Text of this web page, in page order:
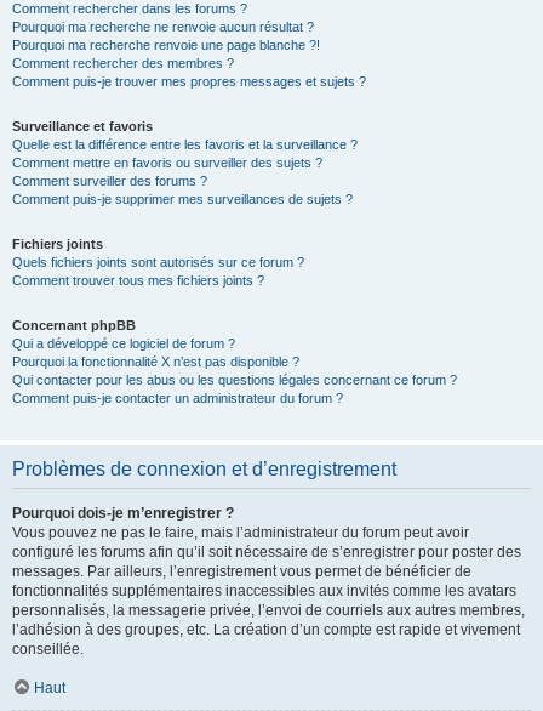
Comment rechercher dans les forums ?
Pourquoi ma recherche ne renvoie aucun résultat ?
Pourquoi ma recherche renvoie une page blanche ?!
Comment rechercher des membres ?
Comment puis-je trouver mes propres messages et sujets ?
Surveillance et favoris
Quelle est la différence entre les favoris et la surveillance ?
Comment mettre en favoris ou surveiller des sujets ?
Comment surveiller des forums ?
Comment puis-je supprimer mes surveillances de sujets ?
Fichiers joints
Quels fichiers joints sont autorisés sur ce forum ?
Comment trouver tous mes fichiers joints ?
Concernant phpBB
Qui a développé ce logiciel de forum ?
Pourquoi la fonctionnalité X n’est pas disponible ?
Qui contacter pour les abus ou les questions légales concernant ce forum ?
Comment puis-je contacter un administrateur du forum ?
Problèmes de connexion et d’enregistrement
Pourquoi dois-je m’enregistrer ?
Vous pouvez ne pas le faire, mais l’administrateur du forum peut avoir
configuré les forums afin qu’il soit nécessaire de s’enregistrer pour poster des
messages. Par ailleurs, l’enregistrement vous permet de bénéficier de
fonctionnalités supplémentaires inaccessibles aux invités comme les avatars
personnalisés, la messagerie privée, l’envoi de courriels aux autres membres,
l’adhésion à des groupes, etc. La création d’un compte est rapide et vivement
conseillée.
Haut